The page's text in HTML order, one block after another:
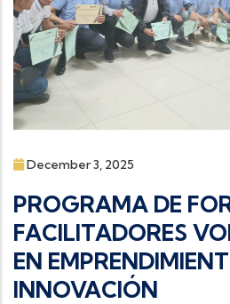
December 3, 2025
PROGRAMA DE
FACILITADORES
EN
INNOVACIÓN